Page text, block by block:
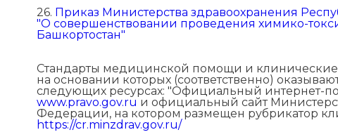
26. Приказ Министерства здравоохранения
"О совершенствовании проведения химико-
Башкортостан"
Стандарты медицинской помощи и
на основании которых (соответственно)
следующих ресурсах: "Официальный интернет-
www.pravo.gov.ru и официальный сайт
Федерации, на котором размещен рубрикатор
https://cr.minzdrav.gov.ru/